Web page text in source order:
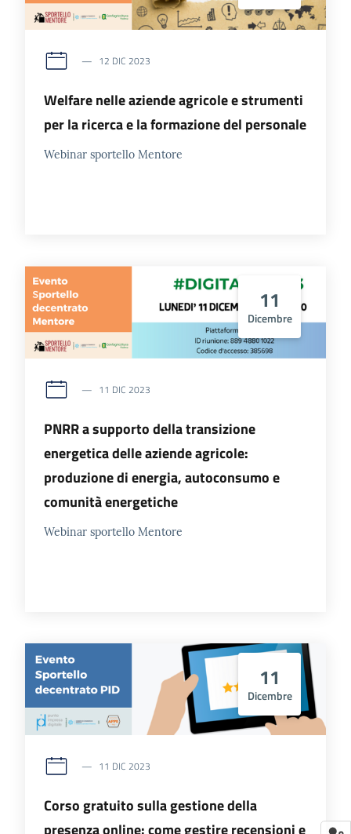
12 DIC 2023
Welfare nelle aziende agricole e strumenti
per la ricerca e la formazione del personale
Webinar sportello Mentore
11
Dicembre
11 DIC 2023
PNRR a supporto della transizione
energetica delle aziende agricole:
produzione di energia, autoconsumo e
comunità energetiche
Webinar sportello Mentore
11
Dicembre
11 DIC 2023
Corso gratuito sulla gestione della